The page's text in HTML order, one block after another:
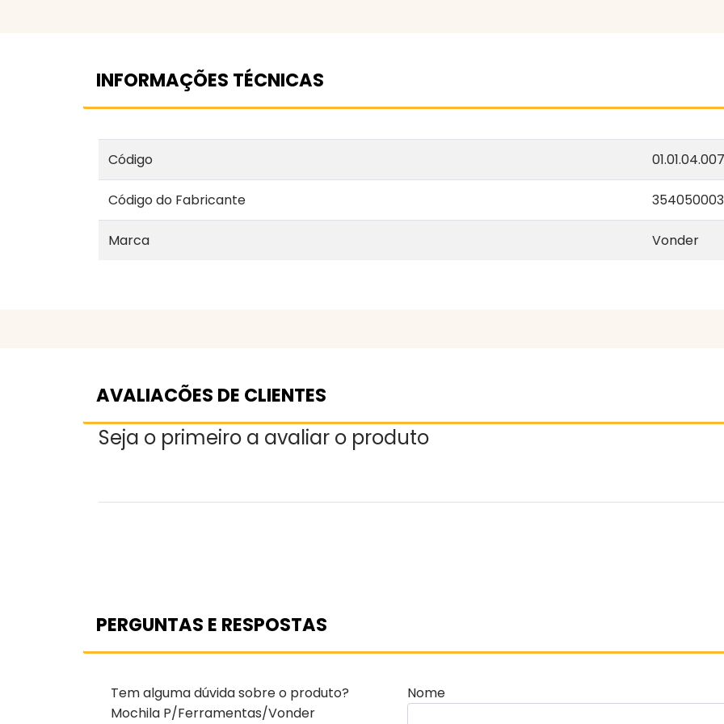
INFORMAÇÕES TÉCNICAS
Código
Código do Fabricante
Marca Vonder
AVALIACÕES DE CLIENTES
Seja o primeiro a avaliar o produto
PERGUNTAS E RESPOSTAS
Tem alguma dúvida sobre o produto?
Mochila P/Ferramentas/Vonder
Nome